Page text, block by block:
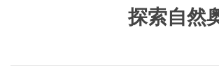
探索自然